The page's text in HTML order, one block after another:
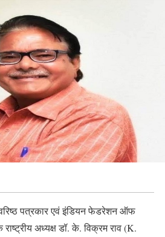
पत्रकार एवं इंडियन फेडरेशन ऑफ
अध्यक्ष डॉ. के. विक्रम राव (K.